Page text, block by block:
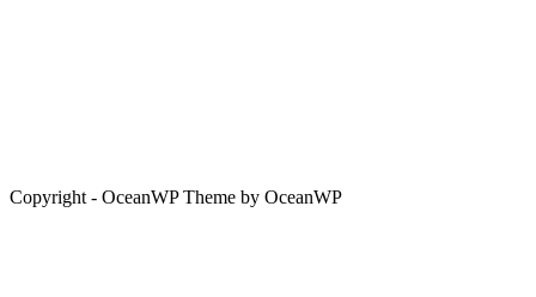
Copyright - OceanWP Theme by OceanWP